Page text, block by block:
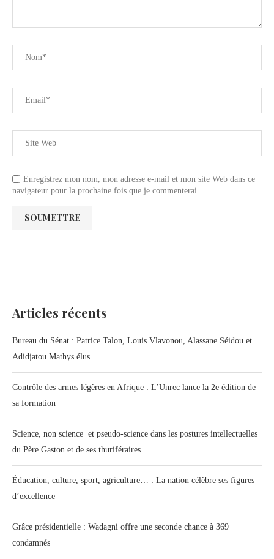
Enregistrez mon nom, mon adresse e-mail et mon site Web dans ce
navigateur pour la prochaine fois que je commenterai.
Articles récents
Bureau du Sénat : Patrice Talon, Louis Vlavonou, Alassane Séidou et
Adidjatou Mathys élus
Contrôle des armes légères en Afrique : L’Unrec lance la 2e édition de
sa formation
Science, non science et pseudo-science dans les postures intellectuelles
du Père Gaston et de ses thuriféraires
Éducation, culture, sport, agriculture… : La nation célèbre ses figures
d’excellence
Grâce présidentielle : Wadagni offre une seconde chance à 369
condamnés